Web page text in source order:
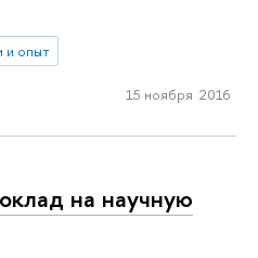
и опыт
15 ноября 2016
на научную